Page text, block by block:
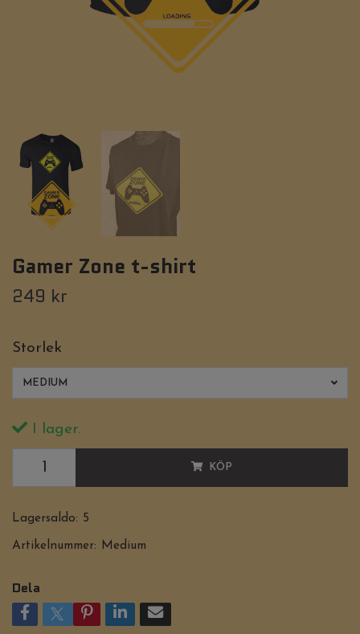
Gamer Zone t-shirt
249 kr
Storlek
MEDIUM
I lager.
KÖP
Lagersaldo: 5
Artikelnummer: Medium
Dela